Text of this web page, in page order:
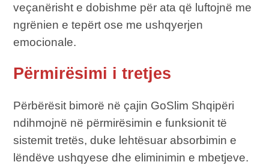
veçanërisht e dobishme për ata që luftojnë me
ngrënien e tepërt ose me ushqyerjen
emocionale.
Përmirësimi i tretjes
Përbërësit bimorë në çajin GoSlim Shqipëri
ndihmojnë në përmirësimin e funksionit të
sistemit tretës, duke lehtësuar absorbimin e
lëndëve ushqyese dhe eliminimin e mbetjeve.